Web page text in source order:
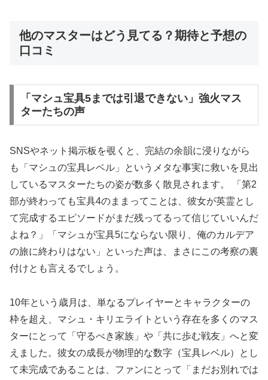
他のマスターはどう見てる？期待と予想の
口コミ
「マシュ宝具5までは引退できない」強火マス
ターたちの声
SNSやネット掲示板を覗くと、完結の余韻に浸りながら
も「マシュの宝具レベル」というメタな事実に救いを見出
しているマスターたちの姿が数多く散見されます。 「第2
部が終わっても宝具4のままってことは、彼女が英霊とし
て完成するエピソードがまだ残ってるって信じていいんだ
よね？」「マシュが宝具5にならない限り、俺のカルデア
の旅に終わりはない」といった声は、まさにこの考察の裏
付けとも言えるでしょう。
10年という歳月は、単なるプレイヤーとキャラクターの
枠を超え、マシュ・キリエライトという存在を多くのマス
ターにとって「守るべき家族」や「共に歩む戦友」へと変
えました。彼女の成長が物理的な数字（宝具レベル）とし
て未完成であることは、ファンにとって「まだお別れでは